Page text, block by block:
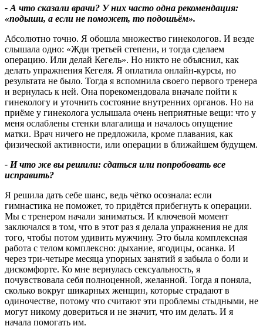
- А что сказали врачи? У них часто одна рекомендация:
«подыши, а если не поможет, то подошьём».
Абсолютно точно. Я обошла множество гинекологов. И везде
слышала одно: «Жди третьей степени, и тогда сделаем
операцию. Или делай Кегель». Но никто не объяснил, как
делать упражнения Кегеля. Я оплатила онлайн-курсы, но
результата не было. Тогда я вспомнила своего первого тренера
и вернулась к ней. Она порекомендовала вначале пойти к
гинекологу и уточнить состояние внутренних органов. Но на
приёме у гинеколога услышала очень неприятные вещи: что у
меня ослаблены стенки влагалища и началось опущение
матки. Врач ничего не предложила, кроме плавания, как
физической активности, или операции в ближайшем будущем.
- И что же вы решили: сдаться или попробовать все
исправить?
Я решила дать себе шанс, ведь чётко осознала: если
гимнастика не поможет, то придётся прибегнуть к операции.
Мы с тренером начали заниматься. И ключевой момент
заключался в том, что в этот раз я делала упражнения не для
того, чтобы потом удивить мужчину. Это была комплексная
работа с телом комплексно: дыхание, ягодицы, осанка. И
через три‑четыре месяца упорных занятий я забыла о боли и
дискомфорте. Ко мне вернулась сексуальность, я
почувствовала себя полноценной, желанной. Тогда я поняла,
сколько вокруг шикарных женщин, которые страдают в
одиночестве, потому что считают эти проблемы стыдными, не
могут никому довериться и не значит, что им делать. И я
начала помогать им.